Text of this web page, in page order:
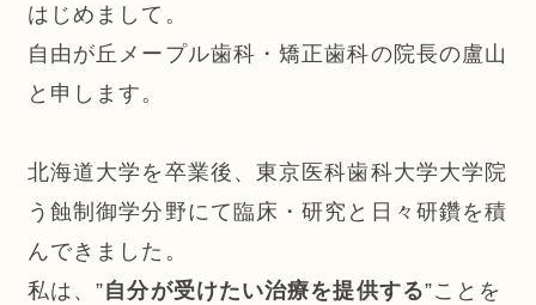
はじめまして。
自由が丘メープル歯科・矯正歯科の院長の盧山
と申します。
北海道大学を卒業後、東京医科歯科大学大学院
う蝕制御学分野にて臨床・研究と日々研鑽を積
んできました。
私は、”自分が受けたい治療を提供する”ことを